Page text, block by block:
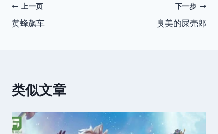
文
章
上一页
黄蜂飙车
下一步
臭美的屎壳郎
类似文章